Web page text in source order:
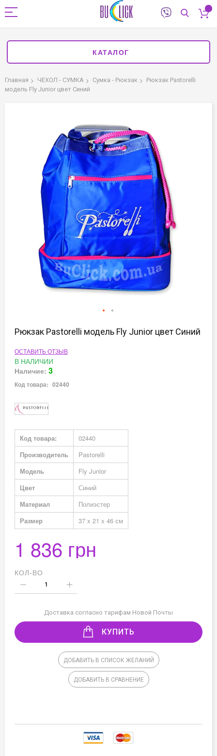
КАТАЛОГ
Главная ЧЕХОЛ - СУМКА Сумка - Рюкзак
Рюкзак Pastorelli
модель Fly Junior цвет Синий
изображений
изображений
Рюкзак Pastorelli модель Fly Junior цвет Синий
ОСТАВИТЬ ОТЗЫВ
В НАЛИЧИИ
Наличие: 3
Код товара: 02440
Подробная
информация
Код товара:
02440
Производитель
Pastorelli
Модель
Fly Junior
Цвет
Синий
Материал
Полиэстер
Размер
37 x 21 x 46 см
1 836 грн
КОЛ-ВО
Доставка согласно тарифам Новой Почты
КУПИТЬ
ДОБАВИТЬ В СПИСОК ЖЕЛАНИЙ
ДОБАВИТЬ В СРАВНЕНИЕ